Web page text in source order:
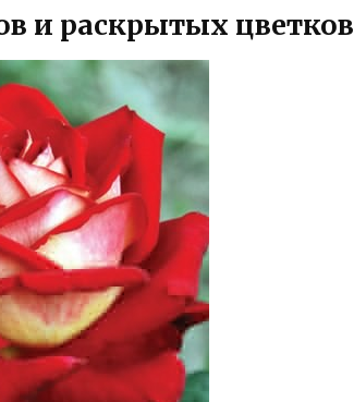
и раскрытых цветков